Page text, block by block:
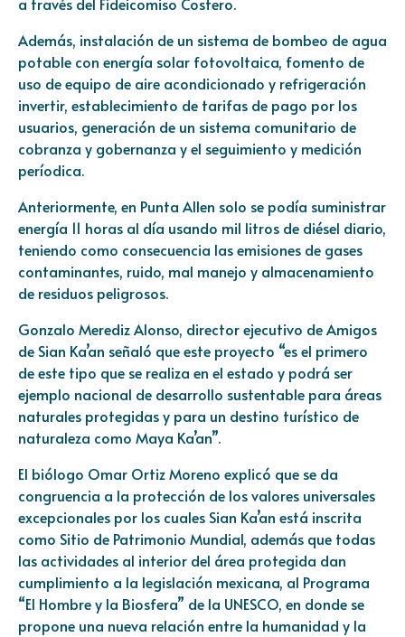
Además, instalación de un sistema de bombeo de agua
potable con energía solar fotovoltaica, fomento de
uso de equipo de aire acondicionado y refrigeración
invertir, establecimiento de tarifas de pago por los
usuarios, generación de un sistema comunitario de
cobranza y gobernanza y el seguimiento y medición
períodica.
Anteriormente, en Punta Allen solo se podía suministrar
energía 11 horas al día usando mil litros de diésel diario,
teniendo como consecuencia las emisiones de gases
contaminantes, ruido, mal manejo y almacenamiento
de residuos peligrosos.
Gonzalo Merediz Alonso, director ejecutivo de Amigos
de Sian Ka’an señaló que este proyecto “es el primero
de este tipo que se realiza en el estado y podrá ser
ejemplo nacional de desarrollo sustentable para áreas
naturales protegidas y para un destino turístico de
naturaleza como Maya Ka’an”.
El biólogo Omar Ortiz Moreno explicó que se da
congruencia a la protección de los valores universales
excepcionales por los cuales Sian Ka’an está inscrita
como Sitio de Patrimonio Mundial, además que todas
las actividades al interior del área protegida dan
cumplimiento a la legislación mexicana, al Programa
“El Hombre y la Biosfera” de la UNESCO, en donde se
propone una nueva relación entre la humanidad y la